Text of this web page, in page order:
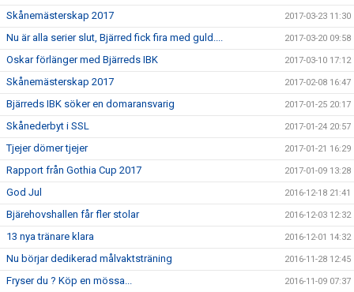
Skånemästerskap 2017 2017-03-23 11:30
Nu är alla serier slut, Bjärred fick fira med guld.... 2017-03-20 09:58
Oskar förlänger med Bjärreds IBK 2017-03-10 17:12
Skånemästerskap 2017 2017-02-08 16:47
Bjärreds IBK söker en domaransvarig 2017-01-25 20:17
Skånederbyt i SSL 2017-01-24 20:57
Tjejer dömer tjejer 2017-01-21 16:29
Rapport från Gothia Cup 2017 2017-01-09 13:28
God Jul 2016-12-18 21:41
Bjärehovshallen får fler stolar 2016-12-03 12:32
13 nya tränare klara 2016-12-01 14:32
Nu börjar dedikerad målvaktsträning 2016-11-28 12:45
Fryser du ? Köp en mössa... 2016-11-09 07:37